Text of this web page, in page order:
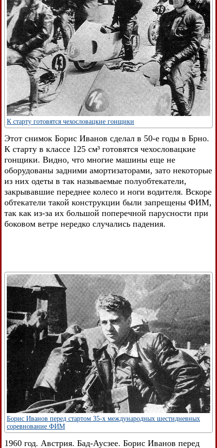
К старту готовятся чехословацкие гонщики
Этот снимок Борис Иванов сделал в 50-е годы в Брно.
К старту в классе 125 см³ готовятся чехословацкие
гонщики. Видно, что многие машины еще не
оборудованы задними амортизаторами, зато некоторые
из них одеты в так называемые полуобтекатели,
закрывавшие переднее колесо и ноги водителя. Вскоре
обтекатели такой конструкции были запрещены ФИМ,
так как из-за их большой поперечной парусности при
боковом ветре нередко случались падения.
Борис Иванов перед стартом 35-х международных шестидневных
соревнование ФИМ
1960 год. Австрия. Бад-Аусзее. Борис Иванов перед